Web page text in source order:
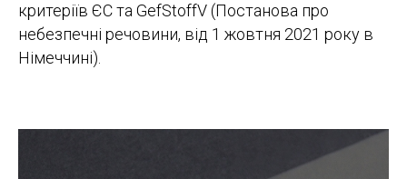
критеріїв ЄС та GefStoffV (Постанова про
небезпечні речовини, від 1 жовтня 2021 року в
Німеччині).